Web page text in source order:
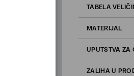
TABELA
MATERIJAL
UPUTSTVA ZA
ZALIHA U